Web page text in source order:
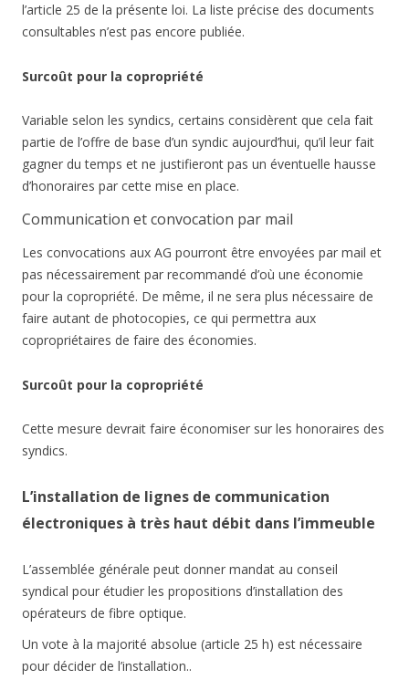
l’article 25 de la présente loi. La liste précise des documents
consultables n’est pas encore publiée.
Surcoût pour la copropriété
Variable selon les syndics, certains considèrent que cela fait
partie de l’offre de base d’un syndic aujourd’hui, qu’il leur fait
gagner du temps et ne justifieront pas un éventuelle hausse
d’honoraires par cette mise en place.
Communication et convocation par mail
Les convocations aux AG pourront être envoyées par mail et
pas nécessairement par recommandé d’où une économie
pour la copropriété. De même, il ne sera plus nécessaire de
faire autant de photocopies, ce qui permettra aux
copropriétaires de faire des économies.
Surcoût pour la copropriété
Cette mesure devrait faire économiser sur les honoraires des
syndics.
L’installation de lignes de communication
électroniques à très haut débit dans l’immeuble
L’assemblée générale peut donner mandat au conseil
syndical pour étudier les propositions d’installation des
opérateurs de fibre optique.
Un vote à la majorité absolue (article 25 h) est nécessaire
pour décider de l’installation..